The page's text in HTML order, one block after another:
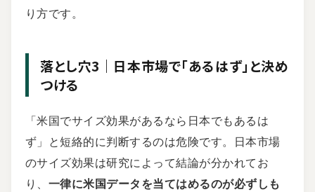
り方です。
落とし穴3｜日本市場で「あるはず」と決め
つける
「米国でサイズ効果があるなら日本でもあるは
ず」と短絡的に判断するのは危険です。日本市場
のサイズ効果は研究によって結論が分かれてお
り、 一律に米国データを当てはめるのが必ずしも